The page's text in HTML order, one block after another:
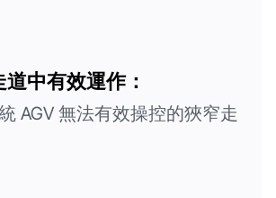
中有效運作：
AGV 無法有效操控的狹窄走